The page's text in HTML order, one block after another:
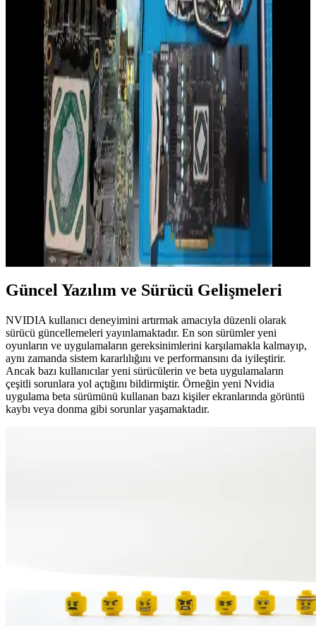
NVIDIA'nın yeni 4050 serisi ve güncel yazılım gelişmeleri, oyun ve
içerik üretiminde yüksek performans ve verimlilik sunuyor.
Güncellemeler ve araçlar, kullanıcıların deneyimini iyileştiriyor.
Dizüstü Bilgisayarlarda Grafik Performansı ve
Güncel Trendler Analizi
Dizüstü bilgisayarlarda grafik performansı, oyun, tasarım ve video
düzenleme gibi yüksek grafik gücü gerektiren işlemler için kritik.
Güncel GPU teknolojileri ve trendler, kullanıcıların seçiminde
önemli rol oynuyor.
NVIDIA Ekran Kartlarının Güncel Modelleri ve
Performans Analizi 2026
2026'nın en yeni NVIDIA ekran kartları RTX 5080 ve RTX 5090,
yüksek performans ve gelişmiş özellikleriyle öne çıkıyor. Güncel
modeller, yüksek çözünürlük ve detay seviyelerinde üstün deneyim
sunarken, teknik sorunlara pratik çözümler de içeriyor.
Güncel Yazılım ve Sürücü Gelişmeleri
NVIDIA kullanıcı deneyimini artırmak amacıyla düzenli olarak
sürücü güncellemeleri yayınlamaktadır. En son sürümler yeni
oyunların ve uygulamaların gereksinimlerini karşılamakla kalmayıp,
aynı zamanda sistem kararlılığını ve performansını da iyileştirir.
Ancak bazı kullanıcılar yeni sürücülerin ve beta uygulamaların
çeşitli sorunlara yol açtığını bildirmiştir. Örneğin yeni Nvidia
uygulama beta sürümünü kullanan bazı kişiler ekranlarında görüntü
kaybı veya donma gibi sorunlar yaşamaktadır.